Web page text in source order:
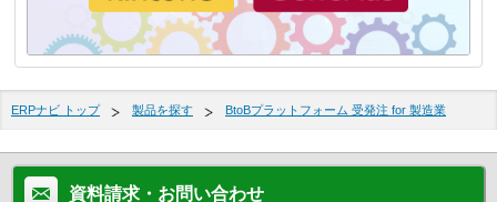
ERPナビ トップ 製品を探す BtoBプラットフォーム 受発注 for 製造業
資料請求・お問い合わせ